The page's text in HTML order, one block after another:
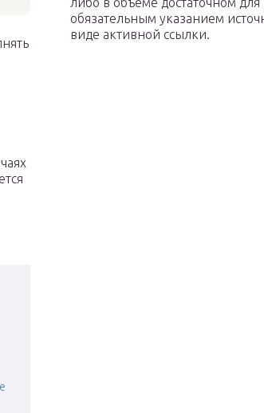
обязательным указанием
виде активной ссылки.